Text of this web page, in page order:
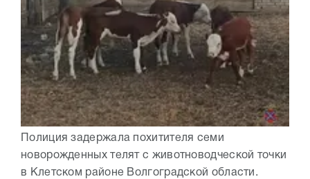
Полиция задержала похитителя семи
новорожденных телят с животноводческой точки
в Клетском районе Волгоградской области.